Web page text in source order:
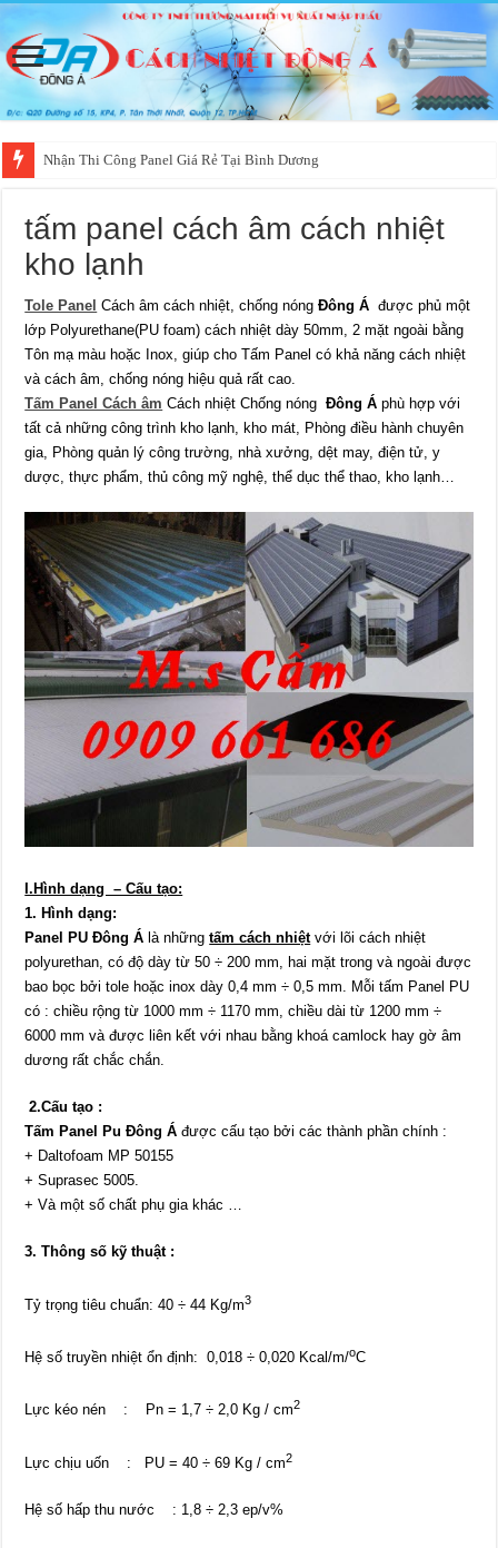
Nhận Thi Công Panel Giá Rẻ Tại Bình Dương
tấm panel cách âm cách nhiệt
kho lạnh
Tole Panel Cách âm cách nhiệt, chống nóngĐông Á được phủ một
lớp Polyurethane(PU foam) cách nhiệt dày 50mm, 2 mặt ngoài bằng
Tôn mạ màu hoặc Inox, giúp cho Tấm Panel có khả năng cách nhiệt
và cách âm, chống nóng hiệu quả rất cao.
Tấm Panel Cách âm Cách nhiệt Chống nóngĐông Áphù hợp với
tất cả những công trình kho lạnh, kho mát, Phòng điều hành chuyên
gia, Phòng quản lý công trường, nhà xưởng, dệt may, điện tử, y
dược, thực phẩm, thủ công mỹ nghệ, thể dục thể thao, kho lạnh…
I.Hình dạng – Cấu tạo:
1. Hình dạng:
Panel PUĐông Á là nhữngtấm cách nhiệtvới lõi cách nhiệt
polyurethan, có độ dày từ 50 ÷ 200 mm, hai mặt trong và ngoài được
bao bọc bởi tole hoặc inox dày 0,4 mm ÷ 0,5 mm. Mỗi tấm Panel PU
có : chiều rộng từ 1000 mm ÷ 1170 mm, chiều dài từ 1200 mm ÷
6000 mm và được liên kết với nhau bằng khoá camlock hay gờ âm
dương rất chắc chắn.
2.Cấu tạo :
Tấm Panel PuĐông Áđược cấu tạo bởi các thành phần chính :
+ Daltofoam MP 50155
+ Suprasec 5005.
+ Và một số chất phụ gia khác …
3. Thông số kỹ thuật :
Tỷ trọng tiêu chuẩn: 40 ÷ 44 Kg/m3
Hệ số truyền nhiệt ổn định: 0,018 ÷ 0,020 Kcal/m/oC
Lực kéo nén : Pn = 1,7 ÷ 2,0 Kg / cm2
Lực chịu uốn : PU = 40 ÷ 69 Kg / cm2
Hệ số hấp thu nước : 1,8 ÷ 2,3 ep/v%